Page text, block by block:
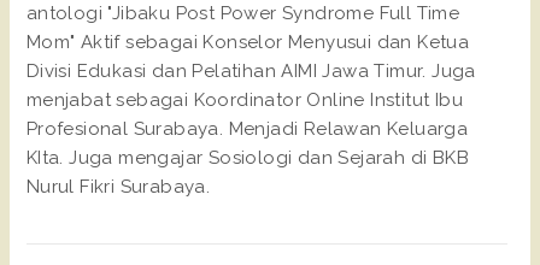
antologi "Jibaku Post Power Syndrome Full Time
Mom" Aktif sebagai Konselor Menyusui dan Ketua
Divisi Edukasi dan Pelatihan AIMI Jawa Timur. Juga
menjabat sebagai Koordinator Online Institut Ibu
Profesional Surabaya. Menjadi Relawan Keluarga
KIta. Juga mengajar Sosiologi dan Sejarah di BKB
Nurul Fikri Surabaya.